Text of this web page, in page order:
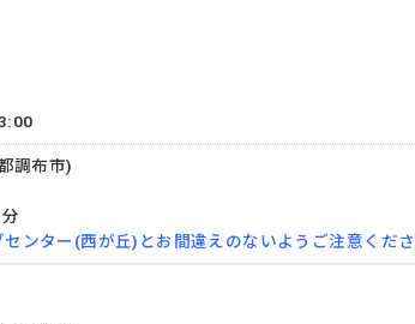
調布市)
ンター(西が丘)とお間違えのないようご注意くだ